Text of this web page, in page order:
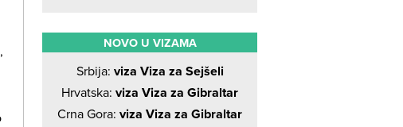
NOVO U VIZAMA
Srbija: viza Viza za Sejšeli
Hrvatska: viza Viza za Gibraltar
Crna Gora: viza Viza za Gibraltar